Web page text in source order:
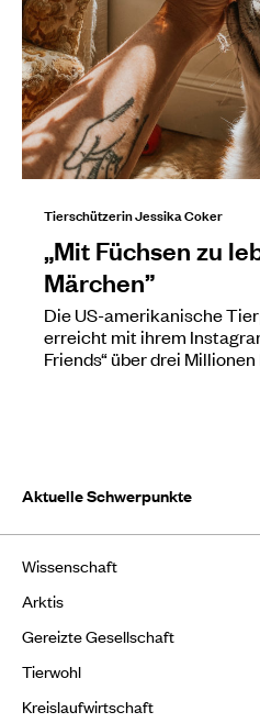
Tierschützerin Jessika Coker
„Mit Füchsen zu
Märchen”
Die US-amerikanische
erreicht mit ihrem
Friends“ über drei
Aktuelle Schwerpunkte
Wissenschaft
Arktis
Gereizte Gesellschaft
Tierwohl
Kreislaufwirtschaft